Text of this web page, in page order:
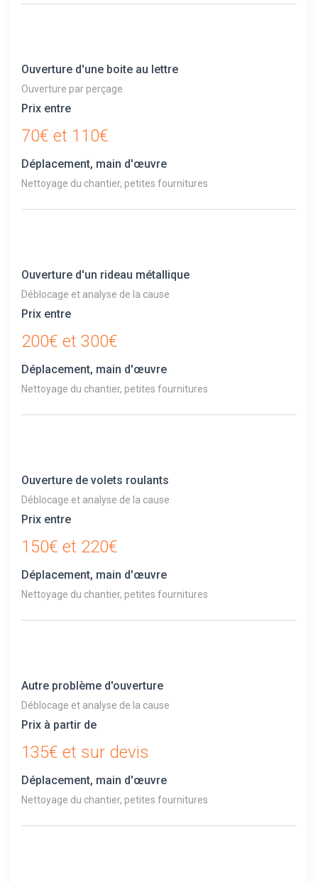
Ouverture d'une boite au lettre
Ouverture par perçage
Prix entre
70€ et 110€
Déplacement, main d'œuvre
Nettoyage du chantier, petites fournitures
Ouverture d'un rideau métallique
Déblocage et analyse de la cause
Prix entre
200€ et 300€
Déplacement, main d'œuvre
Nettoyage du chantier, petites fournitures
Ouverture de volets roulants
Déblocage et analyse de la cause
Prix entre
150€ et 220€
Déplacement, main d'œuvre
Nettoyage du chantier, petites fournitures
Autre problème d'ouverture
Déblocage et analyse de la cause
Prix à partir de
135€ et sur devis
Déplacement, main d'œuvre
Nettoyage du chantier, petites fournitures